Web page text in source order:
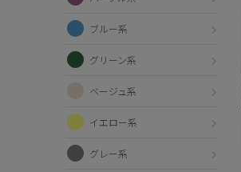
ブルー系
グリーン系
ベージュ系
イエロー系
グレー系